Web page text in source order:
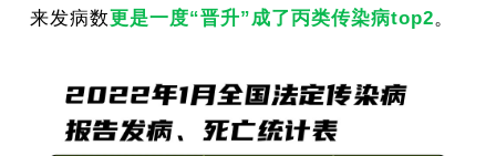
来发病数更是一度“晋升”成了丙类传染病top2。